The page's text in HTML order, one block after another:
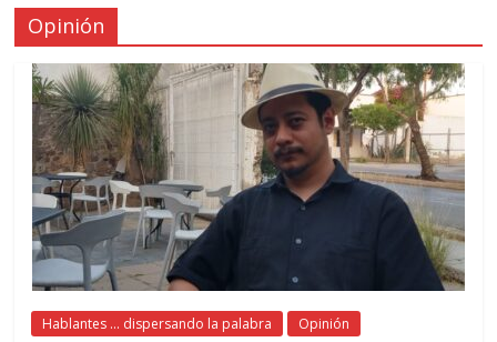
Opinión
Hablantes ... dispersando la palabra Opinión